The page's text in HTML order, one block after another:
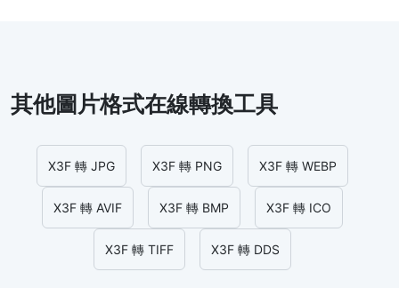
其他圖片格式在線轉換工具
X3F 轉 JPG X3F 轉 PNG X3F 轉 WEBP
X3F 轉 AVIF X3F 轉 BMP X3F 轉 ICO
X3F 轉 TIFF X3F 轉 DDS